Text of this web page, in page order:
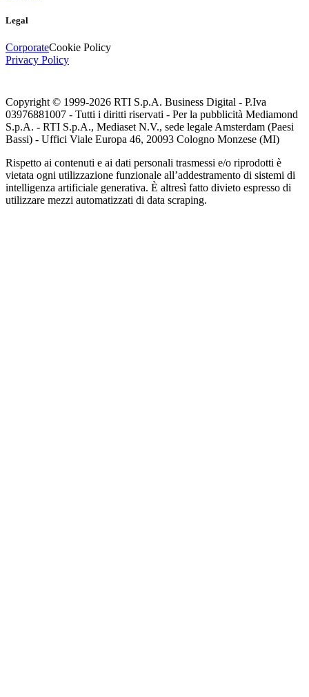
Legal
CorporateCookie Policy
Privacy Policy
Copyright © 1999-2026 RTI S.p.A. Business Digital - P.Iva
03976881007 - Tutti i diritti riservati - Per la pubblicità Mediamond
S.p.A. - RTI S.p.A., Mediaset N.V., sede legale Amsterdam (Paesi
Bassi) - Uffici Viale Europa 46, 20093 Cologno Monzese (MI)
Rispetto ai contenuti e ai dati personali trasmessi e/o riprodotti è
vietata ogni utilizzazione funzionale all’addestramento di sistemi di
intelligenza artificiale generativa. È altresì fatto divieto espresso di
utilizzare mezzi automatizzati di data scraping.